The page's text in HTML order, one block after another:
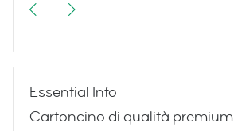
Meetings & More
Essential Info
Cartoncino di qualità premium